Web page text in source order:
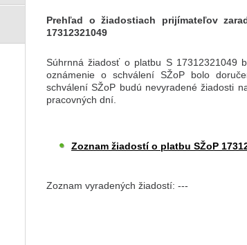
Prehľad o žiadostiach prijímateľov
17312321049
Súhrnná žiadosť o platbu S 17312321049
oznámenie o schválení SŽoP bolo
schválení SŽoP budú nevyradené žiadosti
pracovných dní.
Zoznam žiadostí o platbu SŽoP
Zoznam vyradených žiadostí: ---